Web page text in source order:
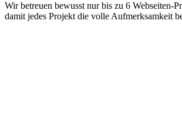
Wir betreuen bewusst nur bis zu 6 Webseiten-
damit jedes Projekt die volle Aufmerksamkeit